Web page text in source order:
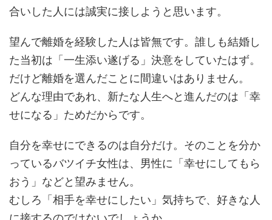
合いした人には誠実に接しようと思います。
望んで離婚を経験した人は皆無です。誰しも結婚し
た当初は「一生添い遂げる」決意をしていたはず。
だけど離婚を選んだことに間違いはありません。
どんな理由であれ、新たな人生へと進んだのは「幸
せになる」ためだからです。
自分を幸せにできるのは自分だけ。そのことを分か
っているバツイチ女性は、男性に「幸せにしてもら
おう」などと望みません。
むしろ「相手を幸せにしたい」気持ちで、好きな人